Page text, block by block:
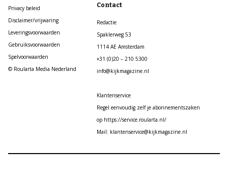
Privacy beleid
Disclaimer/vrijwaring
Leveringsvoorwaarden
Gebruiksvoorwaarden
Spelvoorwaarden
© Roularta Media Nederland
Contact
Redactie
Spaklerweg 53
1114 AE Amsterdam
+31 (0)20 – 210 5300
info@kijkmagazine.nl
Klantenservice
Regel eenvoudig zelf je abonnementszaken
op https://service.roularta.nl/
Mail: klantenservice@kijkmagazine.nl